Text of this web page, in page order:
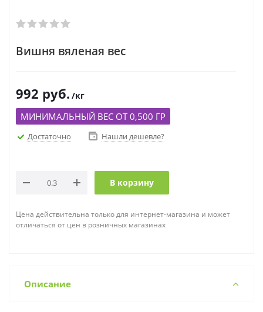
Вишня вяленая вес
992 руб. /кг
МИНИМАЛЬНЫЙ ВЕС ОТ 0,500 ГР
Достаточно Нашли дешевле?
В корзину
Цена действительна только для интернет-магазина и может
отличаться от цен в розничных магазинах
Описание